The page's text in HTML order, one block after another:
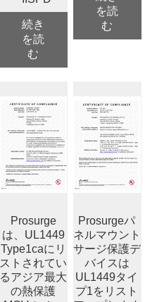
続き
を読
む
を読
む
Prosurge
は、UL1449
Type1caにリ
ストされてい
るアジア最大
の熱保護
Prosurgeパ
ネルマウント
サージ保護デ
バイスは
UL1449タイ
プ1をリスト